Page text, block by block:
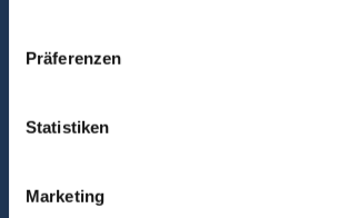
Präferenzen
Statistiken
Marketing